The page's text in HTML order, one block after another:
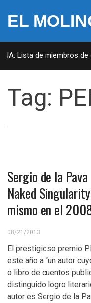
EL
Lista de miembros de
Tag:
Sergio de la
Naked
mismo en el
08/21/2013
El prestigioso premio
este año a “un autor
o libro de cuentos
distinguido logro
autor es Sergio de la